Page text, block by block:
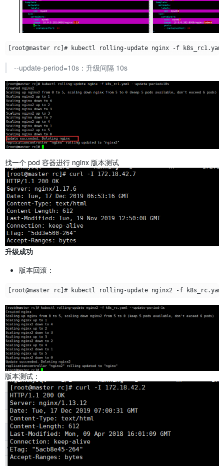
--update-period=10s：升级间隔 10s
找一个 pod 容器进行 nginx 版本测试
升级成功
版本回滚：
版本测试：